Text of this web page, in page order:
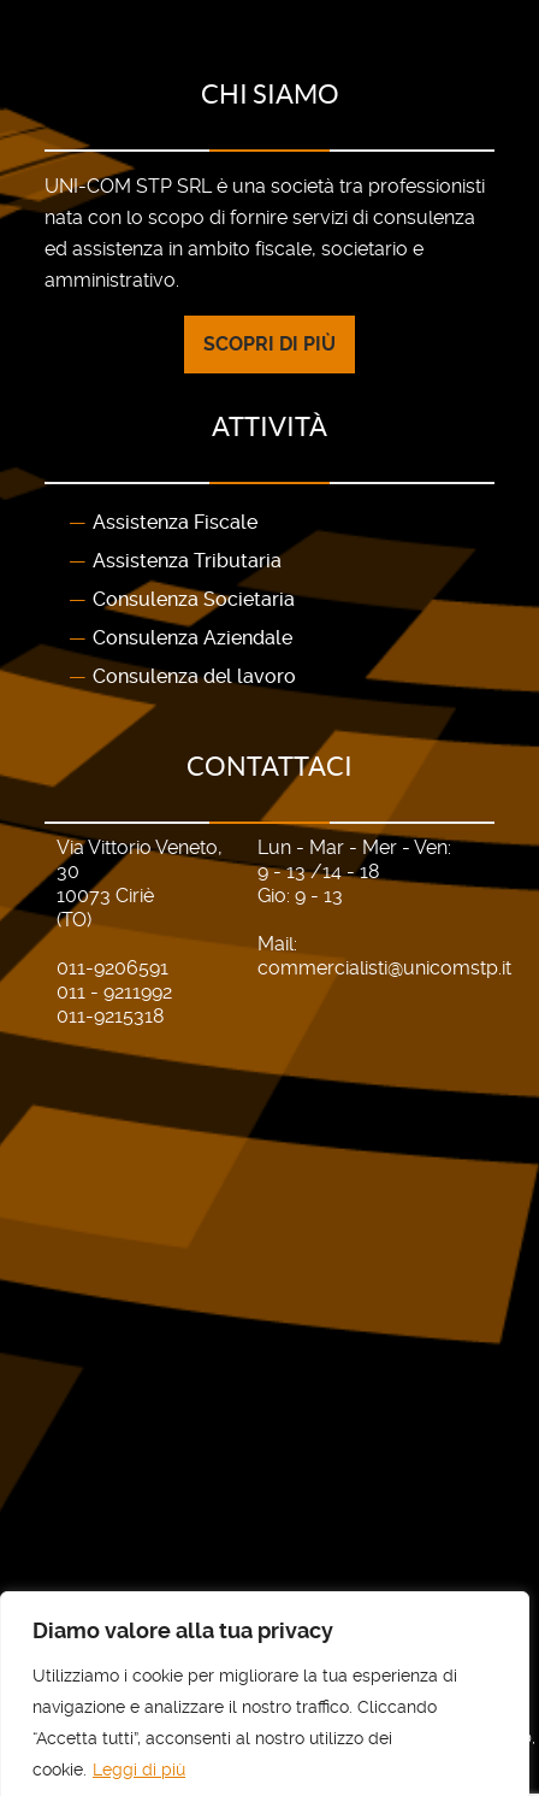
Diamo valore alla tua privacy
Utilizziamo i cookie per migliorare la tua esperienza di
navigazione e analizzare il nostro traffico. Cliccando
“Accetta tutti”, acconsenti al nostro utilizzo dei
cookie. Leggi di più
CHI SIAMO
UNI-COM STP SRL è una società tra professionisti
nata con lo scopo di fornire servizi di consulenza
ed assistenza in ambito fiscale, societario e
amministrativo.
SCOPRI DI PIÙ
ATTIVITÀ
Assistenza Fiscale
Assistenza Tributaria
Consulenza Societaria
Consulenza Aziendale
Consulenza del lavoro
CONTATTACI
Via Vittorio Veneto,
30
10073 Ciriè
(TO)
011-9206591
011 - 9211992
011-9215318
Lun - Mar - Mer - Ven:
9 - 13 /14 - 18
Gio: 9 - 13
Mail:
commercialisti@unicomstp.it
© UNI-COM STP SRL
UNI-COM STP SRL - Sede legale e amministrativa: Via Vittorio Veneto, 30,
10073 Ciriè (TO) - C.F e P.IVA: 11737700010 - REA: TO - 1236818